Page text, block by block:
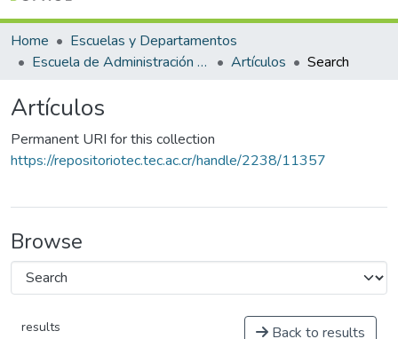
Home
Escuelas y Departamentos
Escuela de Administración de Empresas
Artículos Search
Artículos
Permanent URI for this collection
https://repositoriotec.tec.ac.cr/handle/2238/11357
Browse
results Back to results